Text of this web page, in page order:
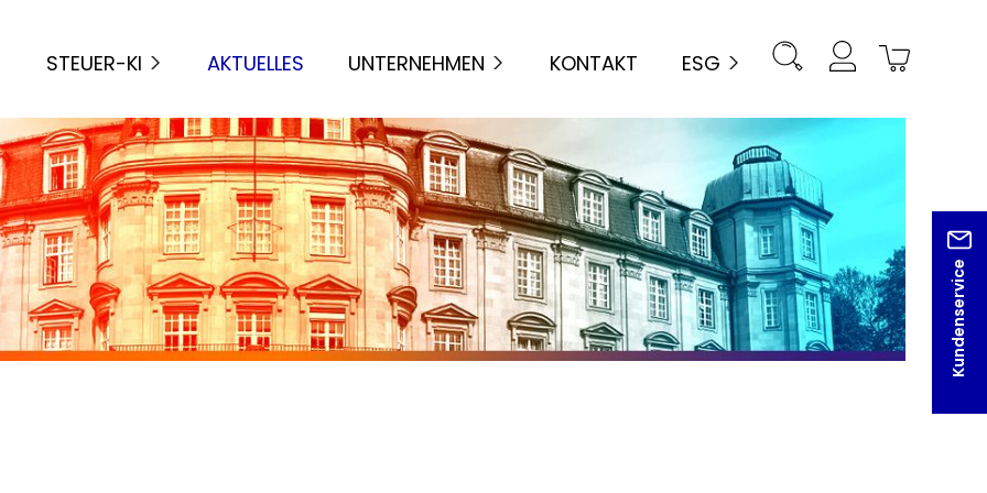
STEUER-KI AKTUELLES UNTERNEHMEN KONTAKT ESG
Kundenservice